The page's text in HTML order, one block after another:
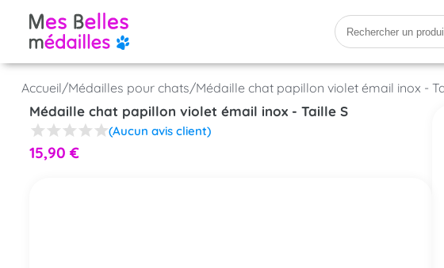
Accueil/Médailles pour chats/Médaille chat papillon violet émail inox -
Médaille chat papillon violet émail inox - Taille S
(Aucun avis client)
15,90 €